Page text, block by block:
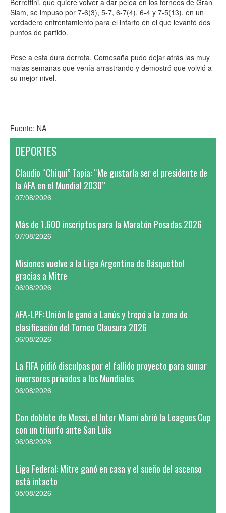
Berrettini, que quiere volver a dar pelea en los torneos de Gran
Slam, se impuso por 7-6(3), 5-7, 6-7(4), 6-4 y 7-5(13), en un
verdadero enfrentamiento para el infarto en el que levantó dos
puntos de partido.
Pese a esta dura derrota, Comesaña pudo dejar atrás las muy
malas semanas que venía arrastrando y demostró que volvió a
su mejor nivel.
Fuente: NA
DEPORTES
Claudio “Chiqui” Tapia: “Me gustaría ser el presidente de
la AFA en el Mundial 2030”
07/08/2026
Más de 1.600 inscriptos para la Maratón Posadas 2026
07/08/2026
Misiones vuelve a la Liga Argentina de Básquetbol
gracias a Mitre
06/08/2026
AFA-LPF: Unión le ganó a Lanús y trepó a la zona de
clasificación del Torneo Clausura 2026
06/08/2026
La FIFA pidió disculpas por el fallido proyecto para sumar
inversores privados a los Mundiales
06/08/2026
Con doblete de Messi, el Inter Miami abrió la Leagues Cup
con un triunfo ante San Luis
06/08/2026
Liga Federal: Mitre ganó en casa y el sueño del ascenso
está intacto
05/08/2026